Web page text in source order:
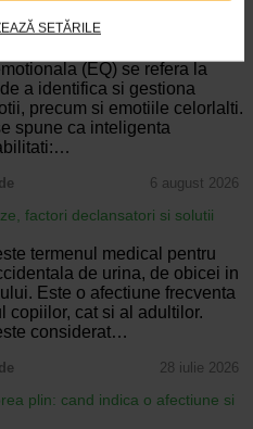
SETĂRILE
va puteti imbunatati EQ-ul
(EQ) se refera la
a identifica si gestiona
precum si emotiile celorlalti.
spune ca inteligenta
6 august 2026
factori declansatori si solutii
termenul medical pentru
de urina, de obicei in
Este o afectiune frecventa
copiilor, cat si al adultilor.
considerat…
28 iulie 2026
plin: cand indica o afectiune si